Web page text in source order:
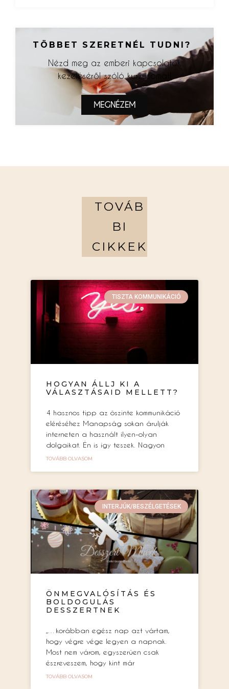
TÖBBET SZERETNÉL TUDNI?
Nézd meg az emberi kapcsolatok
kezeléséről szóló kurzusomat!
MEGNÉZEM
TOVÁB
BI
CIKKEK
TISZTA KOMMUNIKÁCIÓ
HOGYAN ÁLLJ KI A
VÁLASZTÁSAID MELLETT?
4 hasznos tipp az őszinte kommunikáció
eléréséhez Manapság sokan árulják
interneten a használt ilyen-olyan
dolgaikat. Én is így teszek. Nagyon
TOVÁBB OLVASOM
INTERJÚK/BESZÉLGETÉSEK
ÖNMEGVALÓSÍTÁS ÉS
BOLDOGULÁS
DESSZERTNEK
„…korábban egész nap azt vártam,
hogy végre vége legyen a napnak.
Most nem várom, egyszerűen csak
észreveszem, hogy kint már
TOVÁBB OLVASOM